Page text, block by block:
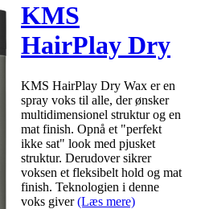
KMS
HairPlay Dry
Wax 150 ml
KMS HairPlay Dry Wax er en
spray voks til alle, der ønsker
multidimensionel struktur og en
mat finish. Opnå et "perfekt
ikke sat" look med pjusket
struktur. Derudover sikrer
voksen et fleksibelt hold og mat
finish. Teknologien i denne
voks giver(Læs mere)